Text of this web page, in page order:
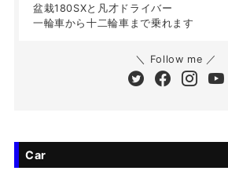
盆栽180SXと凡才ドライバー
一輪車から十二輪車まで乗れます
＼ Follow me ／
Car